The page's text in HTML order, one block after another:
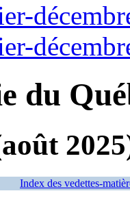
du
Index des vedettes-